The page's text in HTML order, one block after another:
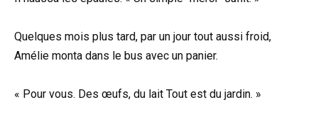
Quelques mois plus tard, par un jour tout aussi froid,
Amélie monta dans le bus avec un panier.
« Pour vous. Des œufs, du lait Tout est du jardin. »